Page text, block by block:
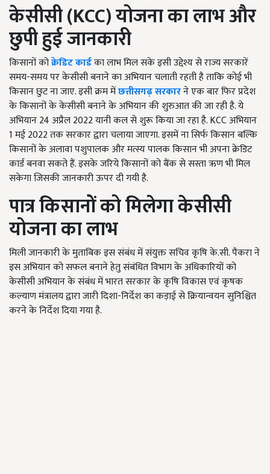
केसीसी (KCC) योजना का लाभ और
छुपी हुई जानकारी
किसानों कोक्रेडिट कार्डका लाभ मिल सके इसी उद्देश्य से राज्य सरकारें
समय-समय पर केसीसी बनाने का अभियान चलाती रहती है ताकि कोई भी
किसान छुट ना जाए. इसी क्रम मेंछत्तीसगढ़ सरकारने एक बार फिर प्रदेश
के किसानों के केसीसी बनाने के अभियान की शुरुआत की जा रही है. ये
अभियान 24 अप्रैल 2022 यानी कल से शुरू किया जा रहा है. KCC अभियान
1 मई 2022 तक सरकार द्वारा चलाया जाएगा. इसमें ना सिर्फ किसान बल्कि
किसानों के अलावा पशुपालक और मत्स्य पालक किसान भी अपना क्रेडिट
कार्ड बनवा सकते हैं. इसके जरिये किसानों को बैंक से सस्ता ऋण भी मिल
सकेगा जिसकी जानकारी ऊपर दी गयी है.
पात्र किसानों को मिलेगा केसीसी
योजना का लाभ
मिली जानकारी के मुताबिक इस संबंध में संयुक्त सचिव कृषि के.सी. पैकरा ने
इस अभियान को सफल बनाने हेतु संबंधित विभाग के अधिकारियों को
केसीसी अभियान के संबंध में भारत सरकार के कृषि विकास एवं कृषक
कल्याण मंत्रालय द्वारा जारी दिशा-निर्देश का कड़ाई से क्रियान्वयन सुनिश्चित
करने के निर्देश दिया गया है.